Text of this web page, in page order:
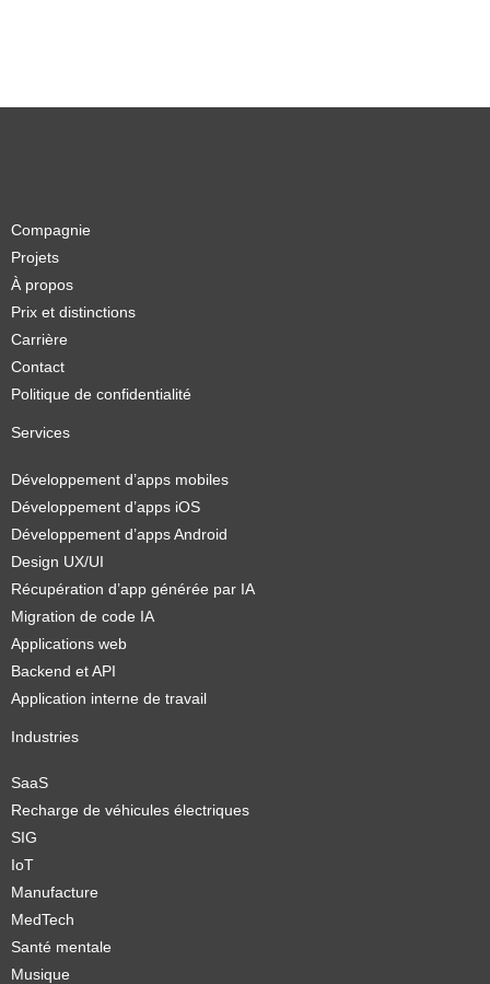
Compagnie
Projets
À propos
Prix et distinctions
Carrière
Contact
Politique de confidentialité
Services
Développement d’apps mobiles
Développement d’apps iOS
Développement d’apps Android
Design UX/UI
Récupération d’app générée par IA
Migration de code IA
Applications web
Backend et API
Application interne de travail
Industries
SaaS
Recharge de véhicules électriques
SIG
IoT
Manufacture
MedTech
Santé mentale
Musique